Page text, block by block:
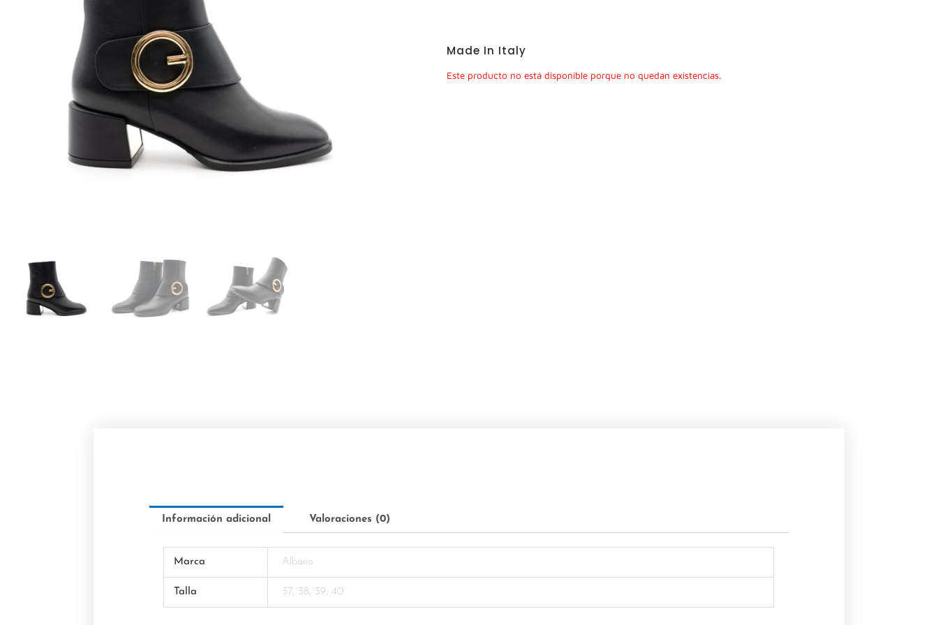
Made In Italy
Este producto no está disponible porque no quedan existencias.
Información adicional Valoraciones (0)
Marca Albano
Talla 37, 38, 39, 40